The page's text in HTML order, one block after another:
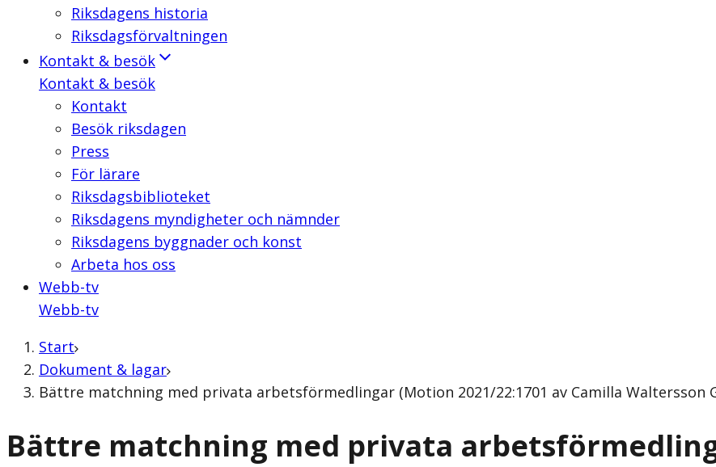
Riksdagens historia
Riksdagsförvaltningen
Kontakt & besök
Kontakt & besök
Kontakt
Besök riksdagen
Press
För lärare
Riksdagsbiblioteket
Riksdagens myndigheter och nämnder
Riksdagens byggnader och konst
Arbeta hos oss
Webb-tv
Webb-tv
Start
Dokument & lagar
Bättre matchning med privata arbetsförmedlingar (Motion 2021/22:1701 av Camilla Waltersson
Bättre matchning med privata